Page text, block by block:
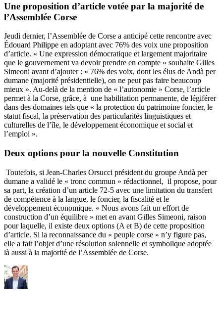
Une proposition d’article votée par la majorité de
l’Assemblée Corse
Jeudi dernier, l’Assemblée de Corse a anticipé cette rencontre avec
Édouard Philippe en adoptant avec 76% des voix une proposition
d’article. « Une expression démocratique et largement majoritaire
que le gouvernement va devoir prendre en compte » souhaite Gilles
Simeoni avant d’ajouter : « 76% des voix, dont les élus de Andà per
dumane (majorité présidentielle), on ne peut pas faire beaucoup
mieux ». Au-delà de la mention de « l’autonomie » Corse, l’article
permet à la Corse, grâce, à une habilitation permanente, de légiférer
dans des domaines tels que « la protection du patrimoine foncier, le
statut fiscal, la préservation des particularités linguistiques et
culturelles de l’île, le développement économique et social et
l’emploi ».
Deux options pour la nouvelle Constitution
Toutefois, si Jean-Charles Orsucci président du groupe Andà per
dumane a validé le « tronc commun » rédactionnel, il propose, pour
sa part, la création d’un article 72-5 avec une limitation du transfert
de compétence à la langue, le foncier, la fiscalité et le
développement économique. « Nous avons fait un effort de
construction d’un équilibre » met en avant Gilles Simeoni, raison
pour laquelle, il existe deux options (A et B) de cette proposition
d’article. Si la reconnaissance du « peuple corse » n’y figure pas,
elle a fait l’objet d’une résolution solennelle et symbolique adoptée
là aussi à la majorité de l’Assemblée de Corse.